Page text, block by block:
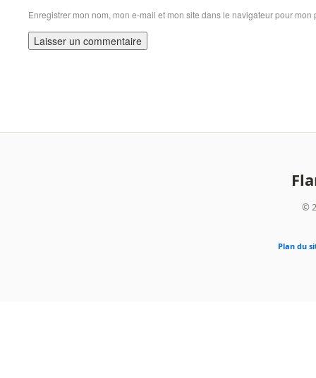
Enregistrer mon nom, mon e-mail et mon site dans le navigateur pour
©
Plan du